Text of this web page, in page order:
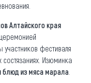
Алтайского края
фестиваля
состязаниях. Изюминка
блюд из мяса марала